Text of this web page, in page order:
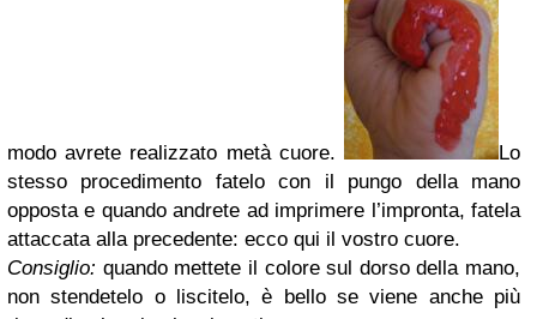
modo avrete realizzato metà cuore.
Lo
stesso procedimento fatelo con il pungo della mano
opposta e quando andrete ad imprimere l’impronta, fatela
attaccata alla precedente: ecco qui il vostro cuore.
Consiglio: quando mettete il colore sul dorso della mano,
non stendetelo o liscitelo, è bello se viene anche più